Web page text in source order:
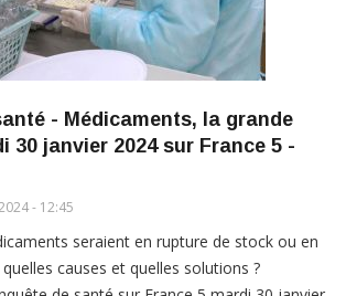
- Médicaments, la grande
30 janvier 2024 sur France 5 -
- 12:45
seraient en rupture de stock ou en
causes et quelles solutions ?